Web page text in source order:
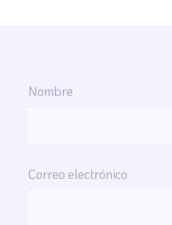
Nombre
Correo electrónico